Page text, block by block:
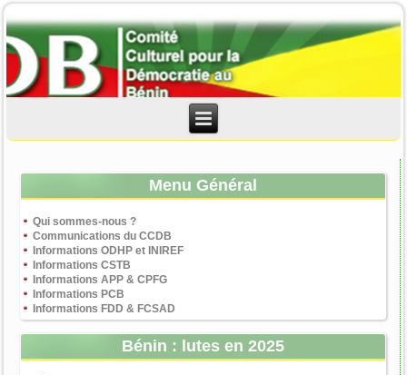
Menu Général
Qui sommes-nous ?
Communications du CCDB
Informations ODHP et INIREF
Informations CSTB
Informations APP & CPFG
Informations PCB
Informations FDD & FCSAD
Bénin : lutes en 2025